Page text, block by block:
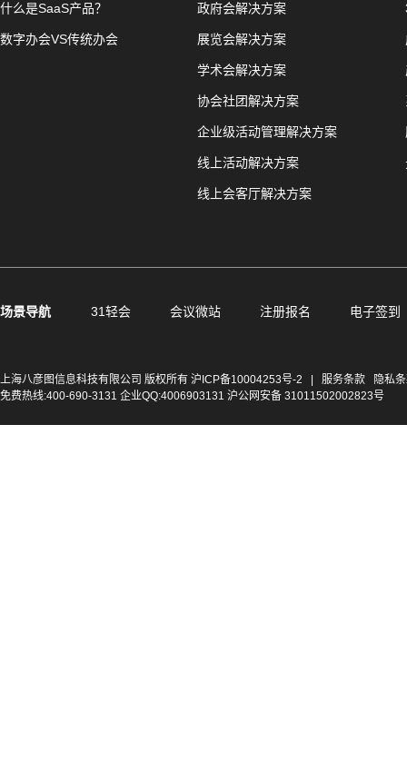
什么是SaaS产品？
数字办会VS传统办会
政府会解决方案
展览会解决方案
学术会解决方案
协会社团解决方案
企业级活动管理解决方案
线上活动解决方案
线上会客厅解决方案
场景导航 31轻会 会议微站 注册报名 电子签到
上海八彦图信息科技有限公司 版权所有 沪ICP备10004253号-2 服务条款
隐私
免费热线:400-690-3131 企业QQ:4006903131 沪公网安备 31011502002823号